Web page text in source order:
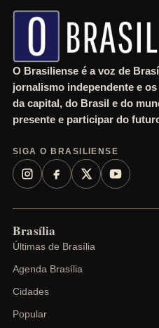
O Brasiliense é a voz de
jornalismo independente e
da capital, do Brasil e do
presente e participar do
SIGA O BRASILIENSE
Brasília
Últimas de Brasília
Agenda Brasília
Cidades
Popular